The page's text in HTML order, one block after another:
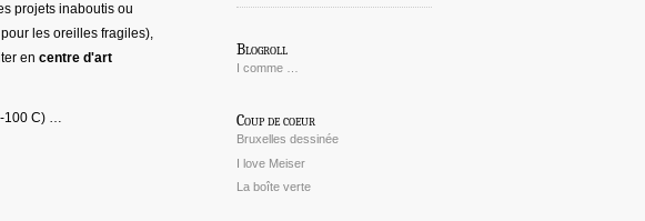
projets inaboutis ou
les oreilles fragiles),
en centre d'art
100 C) …
Blogroll
I comme …
Coup de coeur
Bruxelles dessinée
I love Meiser
La boîte verte